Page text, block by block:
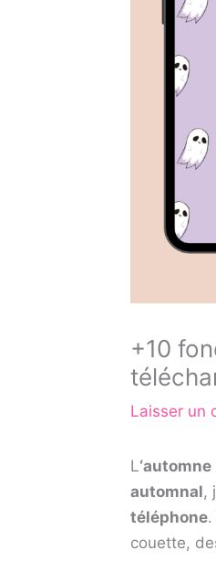
+10
Laisser un
L‘automne
automnal,
téléphone
couette,